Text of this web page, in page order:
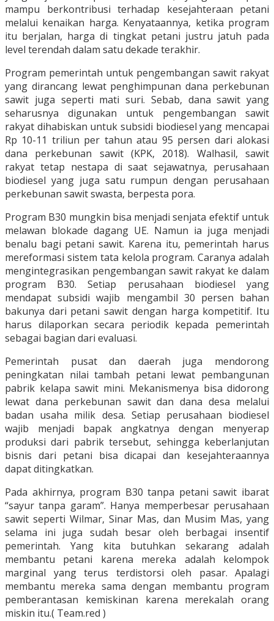
mampu berkontribusi terhadap kesejahteraan petani
melalui kenaikan harga. Kenyataannya, ketika program
itu berjalan, harga di tingkat petani justru jatuh pada
level terendah dalam satu dekade terakhir.
Program pemerintah untuk pengembangan sawit rakyat
yang dirancang lewat penghimpunan dana perkebunan
sawit juga seperti mati suri. Sebab, dana sawit yang
seharusnya digunakan untuk pengembangan sawit
rakyat dihabiskan untuk subsidi biodiesel yang mencapai
Rp 10-11 triliun per tahun atau 95 persen dari alokasi
dana perkebunan sawit (KPK, 2018). Walhasil, sawit
rakyat tetap nestapa di saat sejawatnya, perusahaan
biodiesel yang juga satu rumpun dengan perusahaan
perkebunan sawit swasta, berpesta pora.
Program B30 mungkin bisa menjadi senjata efektif untuk
melawan blokade dagang UE. Namun ia juga menjadi
benalu bagi petani sawit. Karena itu, pemerintah harus
mereformasi sistem tata kelola program. Caranya adalah
mengintegrasikan pengembangan sawit rakyat ke dalam
program B30. Setiap perusahaan biodiesel yang
mendapat subsidi wajib mengambil 30 persen bahan
bakunya dari petani sawit dengan harga kompetitif. Itu
harus dilaporkan secara periodik kepada pemerintah
sebagai bagian dari evaluasi.
Pemerintah pusat dan daerah juga mendorong
peningkatan nilai tambah petani lewat pembangunan
pabrik kelapa sawit mini. Mekanismenya bisa didorong
lewat dana perkebunan sawit dan dana desa melalui
badan usaha milik desa. Setiap perusahaan biodiesel
wajib menjadi bapak angkatnya dengan menyerap
produksi dari pabrik tersebut, sehingga keberlanjutan
bisnis dari petani bisa dicapai dan kesejahteraannya
dapat ditingkatkan.
Pada akhirnya, program B30 tanpa petani sawit ibarat
“sayur tanpa garam”. Hanya memperbesar perusahaan
sawit seperti Wilmar, Sinar Mas, dan Musim Mas, yang
selama ini juga sudah besar oleh berbagai insentif
pemerintah. Yang kita butuhkan sekarang adalah
membantu petani karena mereka adalah kelompok
marginal yang terus terdistorsi oleh pasar. Apalagi
membantu mereka sama dengan membantu program
pemberantasan kemiskinan karena merekalah orang
miskin itu.( Team.red )